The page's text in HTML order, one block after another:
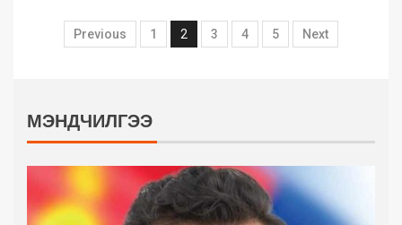
Previous 1 2 3 4 5 Next
МЭНДЧИЛГЭЭ